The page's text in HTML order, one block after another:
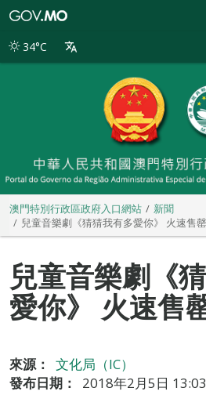
別
34°C
澳門特別行政區政府入口網站
新聞
兒童音樂劇《猜猜我有多愛你》 火速售
兒童音樂劇《
愛你》 火速售
來源：
文化局（IC）
發布日期：
2018年2月5日 13:03